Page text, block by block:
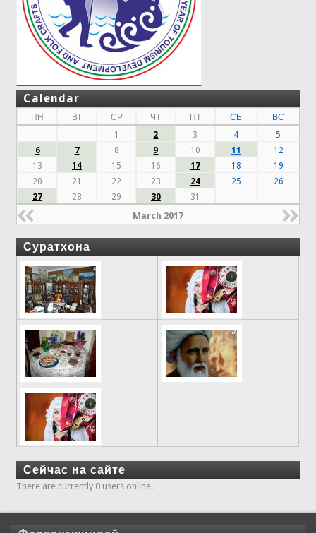
Calendar
ПН ВТ СР ЧТ ПТ СБ
ВС
1
2 3 4
5
6
7 8 9 10 11
12
13
14 15 16 17 18
19
20
21 22 23 24 25
26
27
28 29 30 31
March 2017
Суратхона
Сейчас на сайте
There are currently 0 users online.